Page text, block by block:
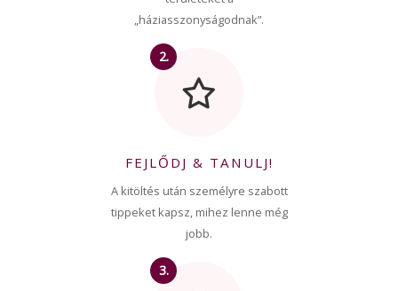
„háziasszonyságodnak”.
2.
FEJLŐDJ & TANULJ!
A kitöltés után személyre szabott
tippeket kapsz, mihez lenne még
jobb.
3.